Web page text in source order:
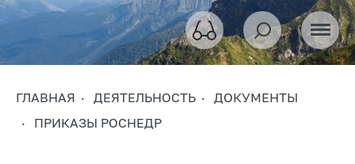
ГЛАВНАЯ ДЕЯТЕЛЬНОСТЬ
ДОКУМЕНТЫ
ПРИКАЗЫ РОСНЕДР